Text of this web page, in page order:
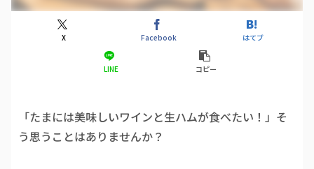
X Facebook はてブ
LINE コピー
「たまには美味しいワインと生ハムが食べたい！」そ
う思うことはありませんか？